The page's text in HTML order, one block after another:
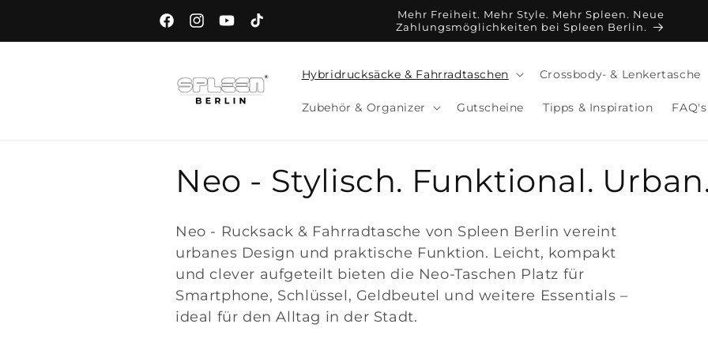
FacebookInstagramYouTubeTikTok
Mehr Freiheit. Mehr Style. Mehr Spleen. Neue
Zahlungsmöglichkeiten bei Spleen Berlin.
Hybridrucksäcke & Fahrradtaschen Crossbody- & Lenkertasche
Zubehör & Organizer Gutscheine Tipps & Inspiration FAQ's
K
a
t
e
Neo - Stylisch. Funktional.
Neo - Rucksack & Fahrradtasche von Spleen Berlin vereint
urbanes Design und praktische Funktion. Leicht, kompakt
und clever aufgeteilt bieten die Neo-Taschen Platz für
Smartphone, Schlüssel, Geldbeutel und weitere Essentials –
ideal für den Alltag in der Stadt.